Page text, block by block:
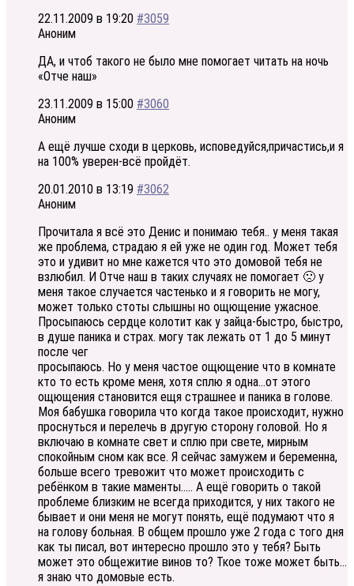
22.11.2009 в 19:20 #3059
Аноним
ДА, и чтоб такого не было мне помогает читать на ночь
«Отче наш»
23.11.2009 в 15:00 #3060
Аноним
А ещё лучше сходи в церковь, исповедуйся,причастись,и я
на 100% уверен-всё пройдёт.
20.01.2010 в 13:19 #3062
Аноним
Прочитала я всё это Денис и понимаю тебя.. у меня такая
же проблема, страдаю я ей уже не один год. Может тебя
это и удивит но мне кажется что это домовой тебя не
взлюбил. И Отче наш в таких случаях не помогает 🙁 у
меня такое случается частенько и я говорить не могу,
может только стоты слышны но ощющение ужасное.
Просыпаюсь сердце колотит как у зайца-быстро, быстро,
в душе паника и страх. могу так лежать от 1 до 5 минут
после чег
просыпаюсь. Но у меня частое ощющение что в комнате
кто то есть кроме меня, хотя сплю я одна…от этого
ощющения становится ещя страшнее и паника в голове.
Моя бабушка говорила что когда такое происходит, нужно
проснуться и перелечь в другую сторону головой. Но я
включаю в комнате свет и сплю при свете, мирным
спокойным сном как все. Я сейчас замужем и беременна,
больше всего тревожит что может происходить с
ребёнком в такие маменты….. А ещё говорить о такой
проблеме близким не всегда приходится, у них такого не
бывает и они меня не могут понять, ещё подумают что я
на голову больная. В общем прошло уже 2 года с того дня
как ты писал, вот интересно прошло это у тебя? Быть
может это общежитие винов то? Ткое тоже может быть…
я знаю что домовые есть.